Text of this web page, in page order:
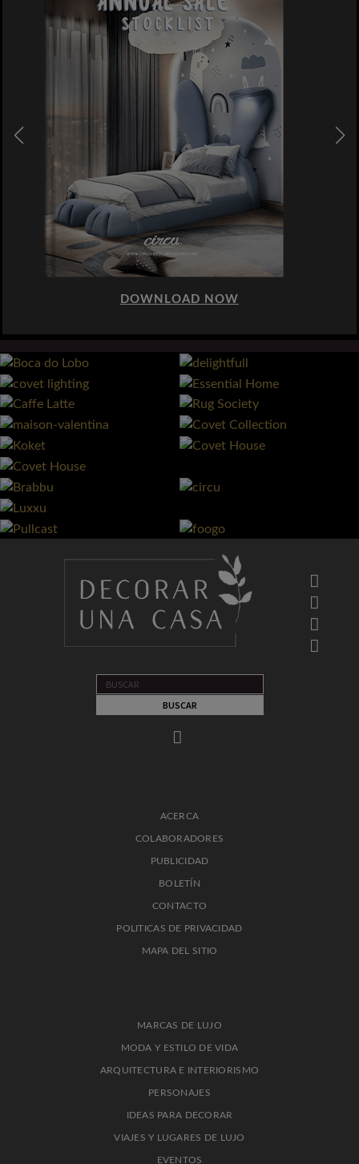
DOWNLOAD NOW
ACERCA
COLABORADORES
PUBLICIDAD
BOLETÍN
CONTACTO
POLITICAS DE PRIVACIDAD
MAPA DEL SITIO
MARCAS DE LUJO
MODA Y ESTILO DE VIDA
ARQUITECTURA E INTERIORISMO
PERSONAJES
IDEAS PARA DECORAR
VIAJES Y LUGARES DE LUJO
EVENTOS